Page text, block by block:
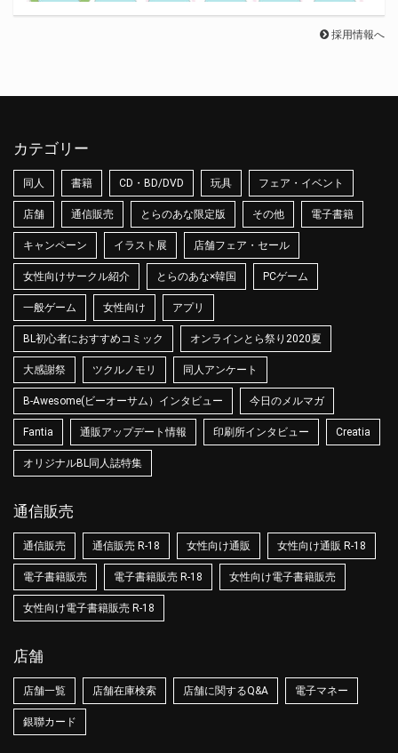
採用情報へ
カテゴリー
同人 書籍 CD・BD/DVD 玩具 フェア・イベント
店舗 通信販売 とらのあな限定版 その他 電子書籍
キャンペーン イラスト展 店舗フェア・セール
女性向けサークル紹介 とらのあな×韓国 PCゲーム
一般ゲーム 女性向け アプリ
BL初心者におすすめコミック オンラインとら祭り2020夏
大感謝祭 ツクルノモリ 同人アンケート
B-Awesome(ビーオーサム）インタビュー 今日のメルマガ
Fantia 通販アップデート情報 印刷所インタビュー Creatia
オリジナルBL同人誌特集
通信販売
通信販売 通信販売 R-18 女性向け通販 女性向け通販 R-18
電子書籍販売 電子書籍販売 R-18 女性向け電子書籍販売
女性向け電子書籍販売 R-18
店舗
店舗一覧 店舗在庫検索 店舗に関するQ&A 電子マネー
銀聯カード